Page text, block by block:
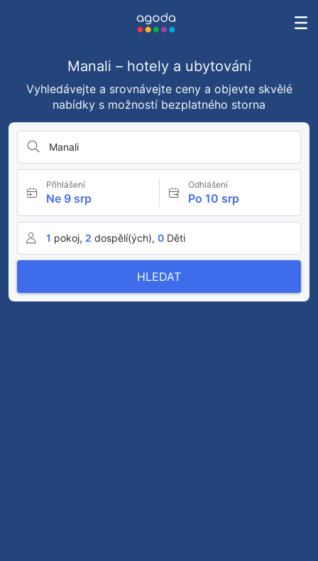
Manali – hotely a ubytování
Vyhledávejte a srovnávejte ceny a objevte skvělé
nabídky s možností bezplatného storna
Manali
Přihlášení
Ne 9 srp
Odhlášení
Po 10 srp
1 pokoj, 2 dospělí(ých), 0 Děti
HLEDAT